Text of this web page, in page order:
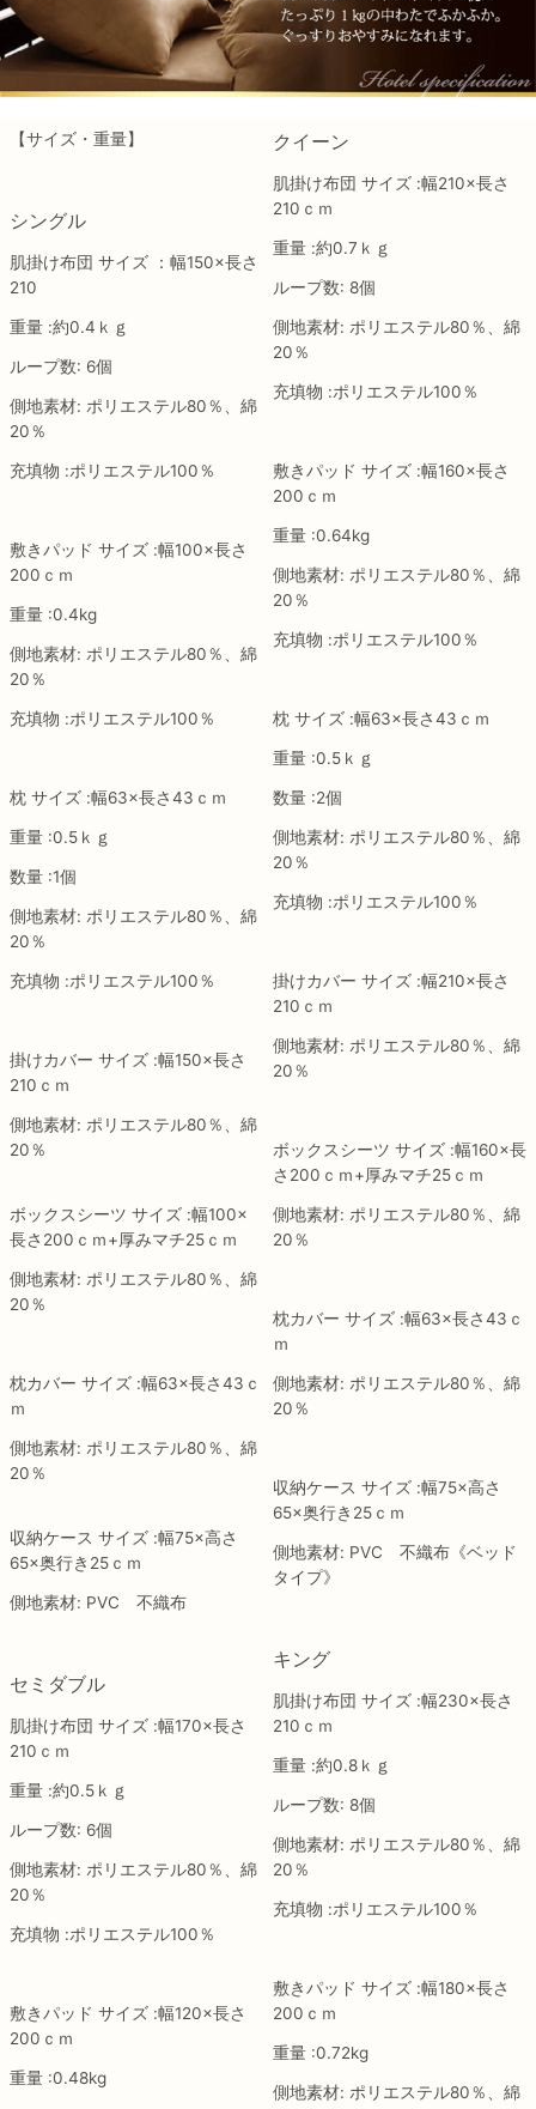
【サイズ・重量】
シングル
肌掛け布団 サイズ ：幅150×長さ
210
重量 :約0.4ｋｇ
ループ数: 6個
側地素材: ポリエステル80％、綿
20％
充填物 :ポリエステル100％
敷きパッド サイズ :幅100×長さ
200ｃｍ
重量 :0.4kg
側地素材: ポリエステル80％、綿
20％
充填物 :ポリエステル100％
枕 サイズ :幅63×長さ43ｃｍ
重量 :0.5ｋｇ
数量 :1個
側地素材: ポリエステル80％、綿
20％
充填物 :ポリエステル100％
掛けカバー サイズ :幅150×長さ
210ｃｍ
側地素材: ポリエステル80％、綿
20％
ボックスシーツ サイズ :幅100×
長さ200ｃｍ+厚みマチ25ｃｍ
側地素材: ポリエステル80％、綿
20％
枕カバー サイズ :幅63×長さ43ｃ
ｍ
側地素材: ポリエステル80％、綿
20％
収納ケース サイズ :幅75×高さ
65×奥行き25ｃｍ
側地素材: PVC 不織布
セミダブル
肌掛け布団 サイズ :幅170×長さ
210ｃｍ
重量 :約0.5ｋｇ
ループ数: 6個
側地素材: ポリエステル80％、綿
20％
充填物 :ポリエステル100％
敷きパッド サイズ :幅120×長さ
200ｃｍ
重量 :0.48kg
クイーン
肌掛け布団 サイズ :幅210×長さ
210ｃｍ
重量 :約0.7ｋｇ
ループ数: 8個
側地素材: ポリエステル80％、綿
20％
充填物 :ポリエステル100％
敷きパッド サイズ :幅160×長さ
200ｃｍ
重量 :0.64kg
側地素材: ポリエステル80％、綿
20％
充填物 :ポリエステル100％
枕 サイズ :幅63×長さ43ｃｍ
重量 :0.5ｋｇ
数量 :2個
側地素材: ポリエステル80％、綿
20％
充填物 :ポリエステル100％
掛けカバー サイズ :幅210×長さ
210ｃｍ
側地素材: ポリエステル80％、綿
20％
ボックスシーツ サイズ :幅160×長
さ200ｃｍ+厚みマチ25ｃｍ
側地素材: ポリエステル80％、綿
20％
枕カバー サイズ :幅63×長さ43ｃ
ｍ
側地素材: ポリエステル80％、綿
20％
収納ケース サイズ :幅75×高さ
65×奥行き25ｃｍ
側地素材: PVC 不織布《ベッド
タイプ》
キング
肌掛け布団 サイズ :幅230×長さ
210ｃｍ
重量 :約0.8ｋｇ
ループ数: 8個
側地素材: ポリエステル80％、綿
20％
充填物 :ポリエステル100％
敷きパッド サイズ :幅180×長さ
200ｃｍ
重量 :0.72kg
側地素材: ポリエステル80％、綿